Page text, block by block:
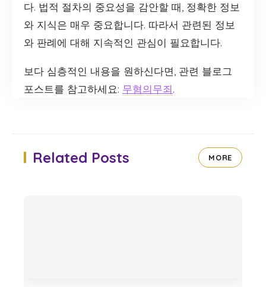
다. 법적 절차의 중요성을 감안할 때, 정확한 정보
와 지식은 매우 중요합니다. 따라서 관련된 정보
와 판례에 대해 지속적인 관심이 필요합니다.
보다 심층적인 내용을 원하신다면, 관련 블로그
포스트를 참고하세요: 무혐의무죄.
Related Posts MORE